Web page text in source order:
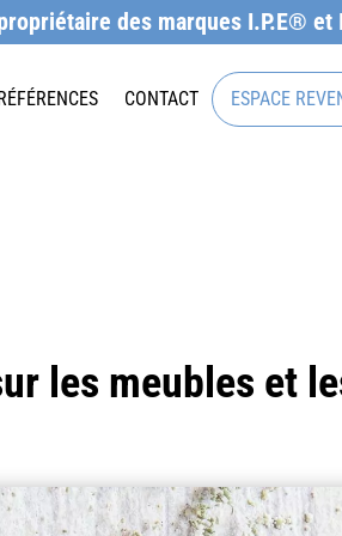
des marques I.P.E® et
CONTACT ESPACE
CONTACT ESPACE
les meubles et